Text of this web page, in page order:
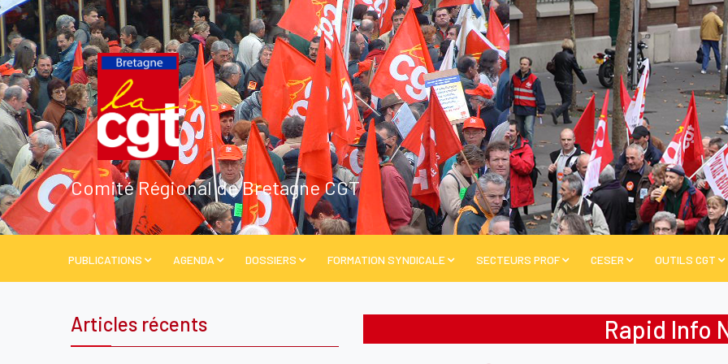
Comité Régional de Bretagne CGT
PUBLICATIONS AGENDA DOSSIERS FORMATION SYNDICALE SECTEURS PROF CESER OUTILS CGT
Rapid Info
Articles récents